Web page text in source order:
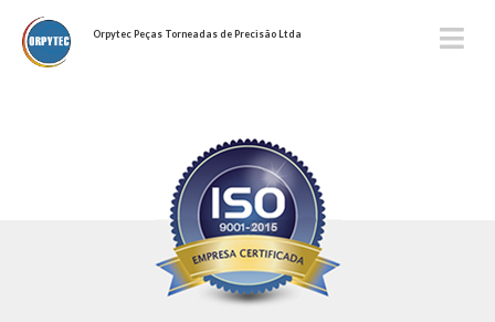
Orpytec Peças Torneadas de Precisão Ltda